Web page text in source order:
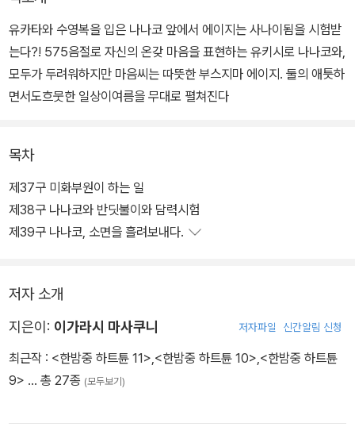
유카타와 수영복을 입은 나나코 앞에서 에이지는 사나이됨을 시험받
는다?! 575음절로 자신의 온갖 마음을 표현하는 유키시로 나나코와,
모두가 두려워하지만 마음씨는 따뜻한 부스지마 에이지. 둘의 애틋하
면서도흐뭇한 일상이여름을 무대로 펼쳐진다
목차
제37구 미화부원이 하는 일
제38구 나나코와 반딧불이와 담력시험
제39구 나나코, 소면을 흘려보내다.
저자 소개
지은이: 이가라시 마사쿠니 저자파일 신간알림 신청
최근작 : <한밤중 하트튠 11> <한밤중 하트튠 10> <한밤중 하트튠
9> … 총 27종 (모두보기)